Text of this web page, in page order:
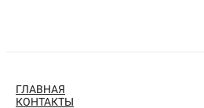
ГЛАВНАЯ
КОНТАКТЫ